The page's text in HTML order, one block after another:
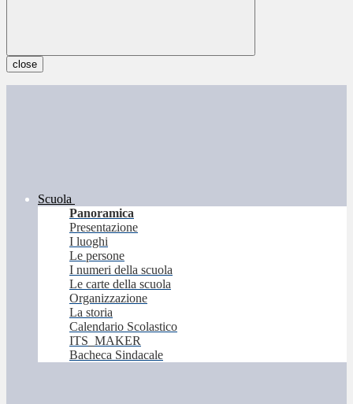
close
Scuola
Panoramica
Presentazione
I luoghi
Le persone
I numeri della scuola
Le carte della scuola
Organizzazione
La storia
Calendario Scolastico
ITS_MAKER
Bacheca Sindacale